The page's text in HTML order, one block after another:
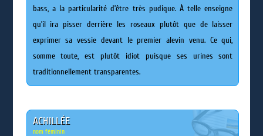
bass, a la particularité d’être très pudique. À telle enseigne
qu’il ira pisser derrière les roseaux plutôt que de laisser
exprimer sa vessie devant le premier alevin venu. Ce qui,
somme toute, est plutôt idiot puisque ses urines sont
traditionnellement transparentes.
ACHILLÉE
nom féminin